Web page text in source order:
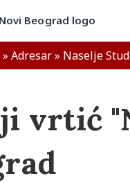
» Adresar» Naselje
vrtić